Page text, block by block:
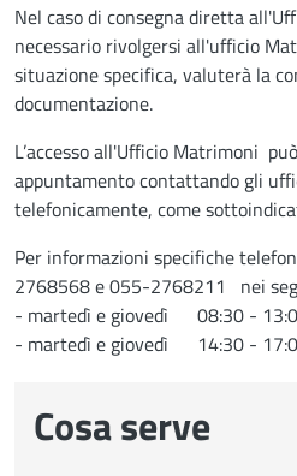
Nel caso di consegna diretta
necessario rivolgersi all'ufficio
situazione specifica, valuterà la
documentazione.
L’accesso all'Ufficio Matrimoni
appuntamento contattando gli
telefonicamente, come
Per informazioni specifiche
2768568 e 055-2768211 nei
- martedì e giovedì 08:30 -
- martedì e giovedì 14:30 -
Cosa serve